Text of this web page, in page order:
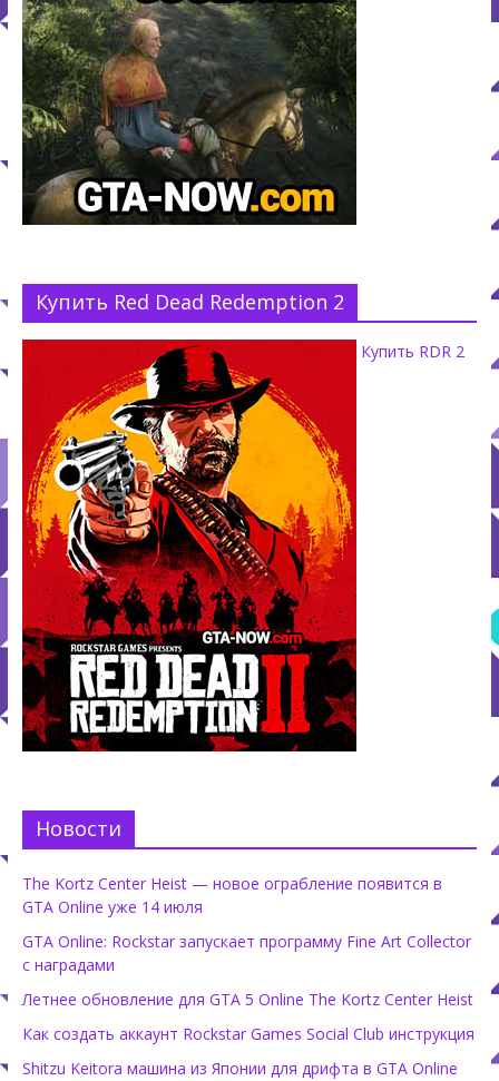
Купить Red Dead Redemption 2
Купить RDR 2
Новости
The Kortz Center Heist — новое ограбление появится в
GTA Online уже 14 июля
GTA Online: Rockstar запускает программу Fine Art Collector
с наградами
Летнее обновление для GTA 5 Online The Kortz Center Heist
Как создать аккаунт Rockstar Games Social Club инструкция
Shitzu Keitora машина из Японии для дрифта в GTA Online